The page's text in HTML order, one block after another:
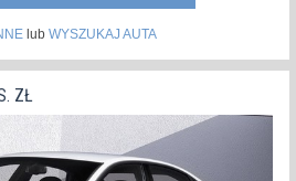
lub WYSZUKAJ AUTA
ZŁ